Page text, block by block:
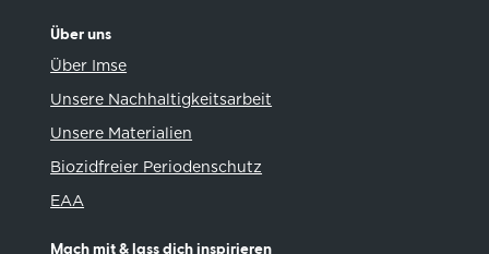
Über uns
Über Imse
Unsere Nachhaltigkeitsarbeit
Unsere Materialien
Biozidfreier Periodenschutz
EAA
Mach mit & lass dich inspirieren